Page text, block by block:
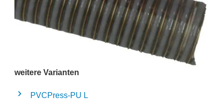
weitere Varianten
PVCPress-PU L